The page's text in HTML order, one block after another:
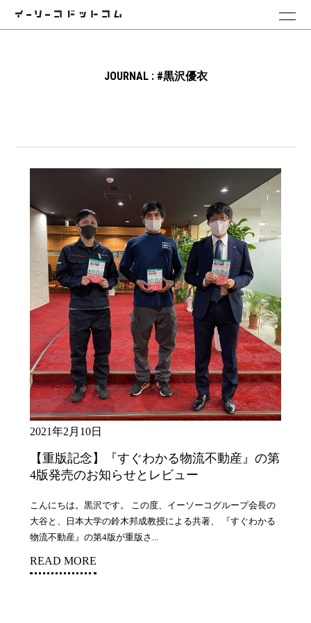
JOURNAL : #黒沢優衣
2021年2月10日
【重版記念】『すぐわかる物流不動産』の第
4版発売のお知らせとレビュー
こんにちは。黒沢です。 この度、イーソーコグループ会長の
大谷と、日本大学の鈴木邦成教授による共著、 『すぐわかる
物流不動産』の第4版が重版さ...
READ MORE